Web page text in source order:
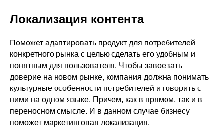
Локализация контента
Поможет адаптировать продукт для потребителей
конкретного рынка с целью сделать его удобным и
понятным для пользователя. Чтобы завоевать
доверие на новом рынке, компания должна понимать
культурные особенности потребителей и говорить с
ними на одном языке. Причем, как в прямом, так и в
переносном смысле. И в данном случае бизнесу
поможет маркетинговая локализация.